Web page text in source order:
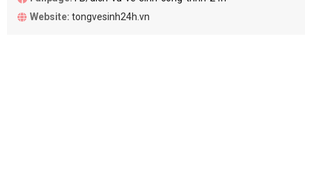
Website: tongvesinh24h.vn